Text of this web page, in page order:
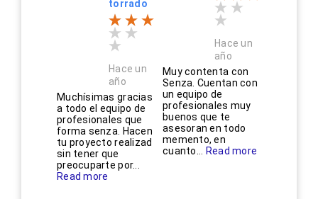
torrado
Hace un
año
Muchísimas gracias
a todo el equipo de
profesionales que
forma senza. Hacen
tu proyecto realizad
sin tener que
preocuparte por...
Read more
Hace un
año
Muy contenta con
Senza. Cuentan con
un equipo de
profesionales muy
buenos que te
asesoran en todo
memento, en
cuanto...
Read more